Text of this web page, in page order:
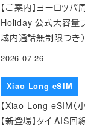
【ご案内】ヨーロッ
Holiday 公式大容量
域内通話無制限つき）
2026-07-26
Xiao Long eSIM
【Xiao Long eSIM（
【新登場】タイ AIS